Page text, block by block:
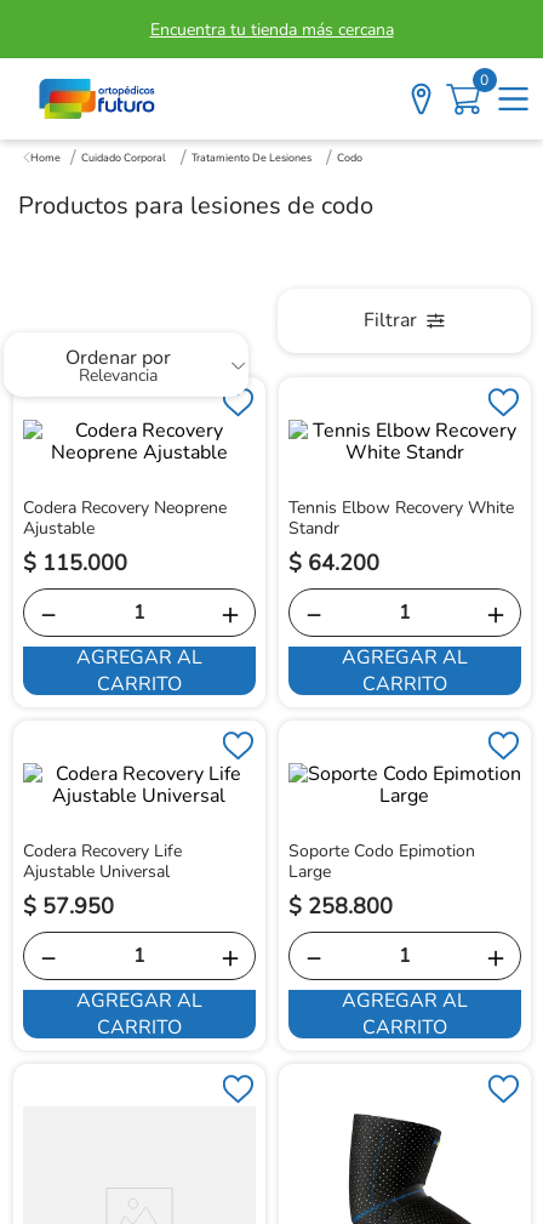
Encuentra tu tienda más cercana
0
Cuidado Corporal Tratamiento De Lesiones Codo
Productos para lesiones de codo
Codo
Ordenar por
Relevancia
Filtrar
Codera Recovery Neoprene
Ajustable
$ 115.000
＋
－
AGREGAR AL
CARRITO
Tennis Elbow Recovery White
Standr
$ 64.200
＋
－
AGREGAR AL
CARRITO
Codera Recovery Life
Ajustable Universal
$ 57.950
＋
－
AGREGAR AL
CARRITO
Soporte Codo Epimotion
Large
$ 258.800
＋
－
AGREGAR AL
CARRITO